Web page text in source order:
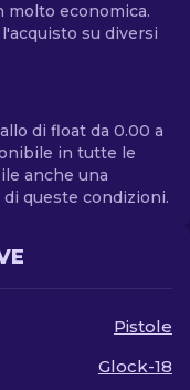
molto economica.
su diversi
di float da 0.00 a
in tutte le
anche una
queste condizioni.
Pistole
Glock-18